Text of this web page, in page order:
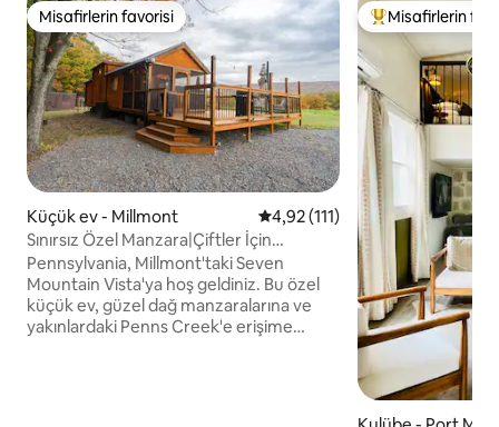
Misafirlerin favorisi
Misafirlerin favorisi
Küçük ev - Millmont 5 üzerinden ortalama 4,92
4,92 (111)
Sınırsız Özel Manzara|Çiftler İçin
Kaçamak|En Düşük Fiyat|Wİ-Fİ
Pennsylvania, Millmont'taki Seven
Mountain Vista'ya hoş geldiniz. Bu özel
küçük ev, güzel dağ manzaralarına ve
yakınlardaki Penns Creek'e erişime
Misafirlerin
Misafirlerin